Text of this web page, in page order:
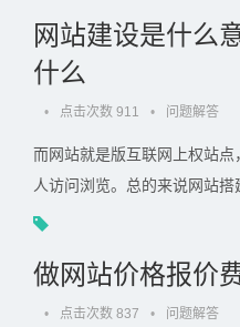
网站建设是什么
什么
• 点击次数 911 • 问题解答
而网站就是版互联网上权站点
人访问浏览。总的来说网站搭
和执行的过程将电子格式的信
做网站价格报价
• 点击次数 837 • 问题解答